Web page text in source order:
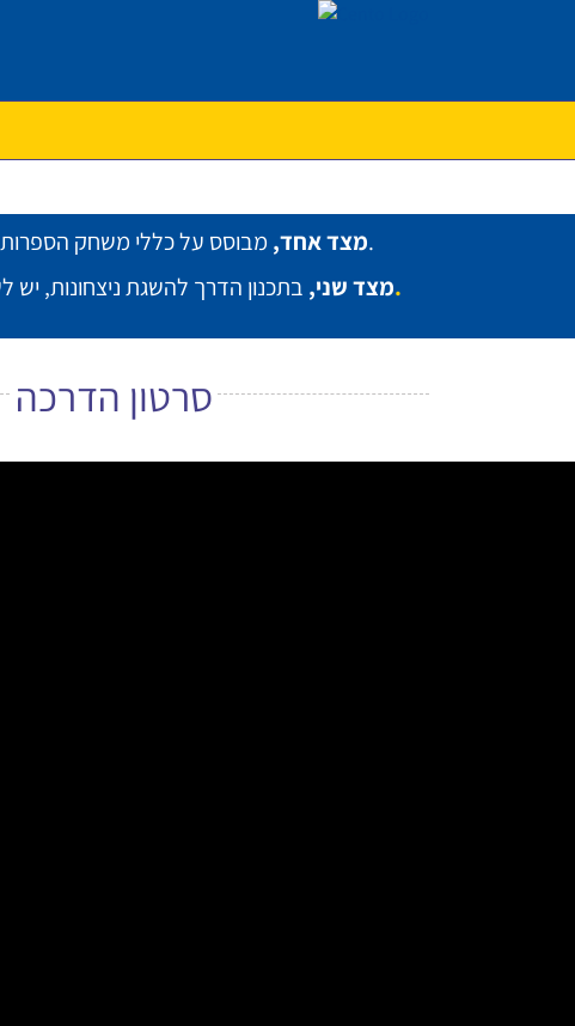
מצד אחד, מבוסס על כללי משחק
בבית ובנסיעות, במיוחד ברכבות, בימי חול וגם בחגים ושבתות.
מצד שני, בתכנון הדרך להשגת ניצחונות, וכך מיומנויות הלמידה משתפרות.
סרטון הדרכה